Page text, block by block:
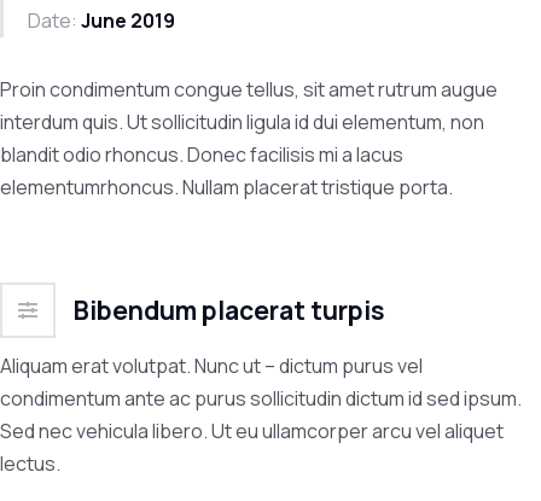
Date: June 2019
Proin condimentum congue tellus, sit amet rutrum augue
interdum quis. Ut sollicitudin ligula id dui elementum, non
blandit odio rhoncus. Donec facilisis mi a lacus
elementumrhoncus. Nullam placerat tristique porta.
Bibendum placerat turpis
Aliquam erat volutpat. Nunc ut – dictum purus vel
condimentum ante ac purus sollicitudin dictum id sed ipsum.
Sed nec vehicula libero. Ut eu ullamcorper arcu vel aliquet
lectus.